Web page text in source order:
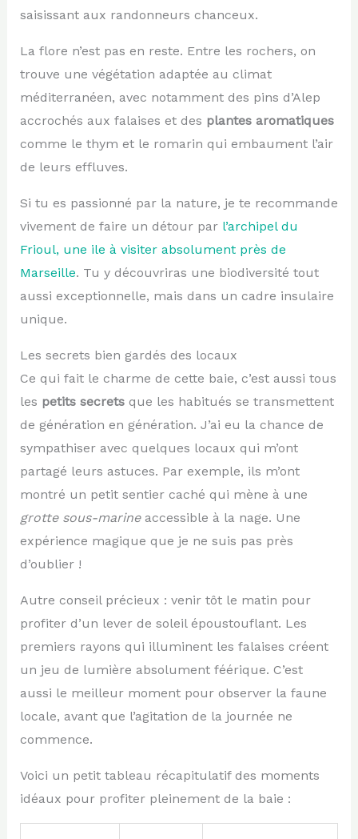
saisissant aux randonneurs chanceux.
La flore n’est pas en reste. Entre les rochers, on
trouve une végétation adaptée au climat
méditerranéen, avec notamment des pins d’Alep
accrochés aux falaises et des plantes aromatiques
comme le thym et le romarin qui embaument l’air
de leurs effluves.
Si tu es passionné par la nature, je te recommande
vivement de faire un détour par l’archipel du
Frioul, une ile à visiter absolument près de
Marseille. Tu y découvriras une biodiversité tout
aussi exceptionnelle, mais dans un cadre insulaire
unique.
Les secrets bien gardés des locaux
Ce qui fait le charme de cette baie, c’est aussi tous
les petits secretsque les habitués se transmettent
de génération en génération. J’ai eu la chance de
sympathiser avec quelques locaux qui m’ont
partagé leurs astuces. Par exemple, ils m’ont
montré un petit sentier caché qui mène à une
grotte sous-marineaccessible à la nage. Une
expérience magique que je ne suis pas près
d’oublier !
Autre conseil précieux : venir tôt le matin pour
profiter d’un lever de soleil époustouflant. Les
premiers rayons qui illuminent les falaises créent
un jeu de lumière absolument féérique. C’est
aussi le meilleur moment pour observer la faune
locale, avant que l’agitation de la journée ne
commence.
Voici un petit tableau récapitulatif des moments
idéaux pour profiter pleinement de la baie :